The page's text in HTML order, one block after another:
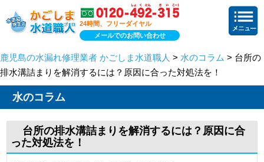
24時間、フリーダイヤル
メールでのお問い合わせ
鹿児島の水漏れ修理業者 かごしま水道職人 > 水のコラム > 台所の
排水溝詰まりを解消するには？原因に合った対処法を！
水のコラム
台所の排水溝詰まりを解消するには？原因に合
った対処法を！